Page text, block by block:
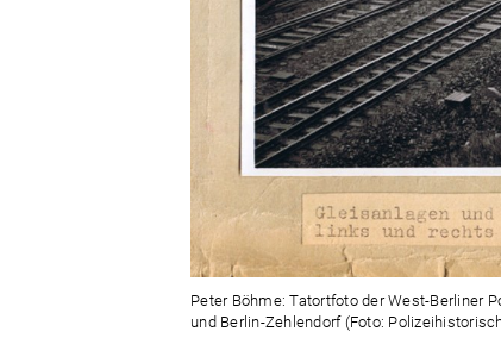
Peter Böhme: Tatortfoto der West-Berliner
und Berlin-Zehlendorf (Foto: